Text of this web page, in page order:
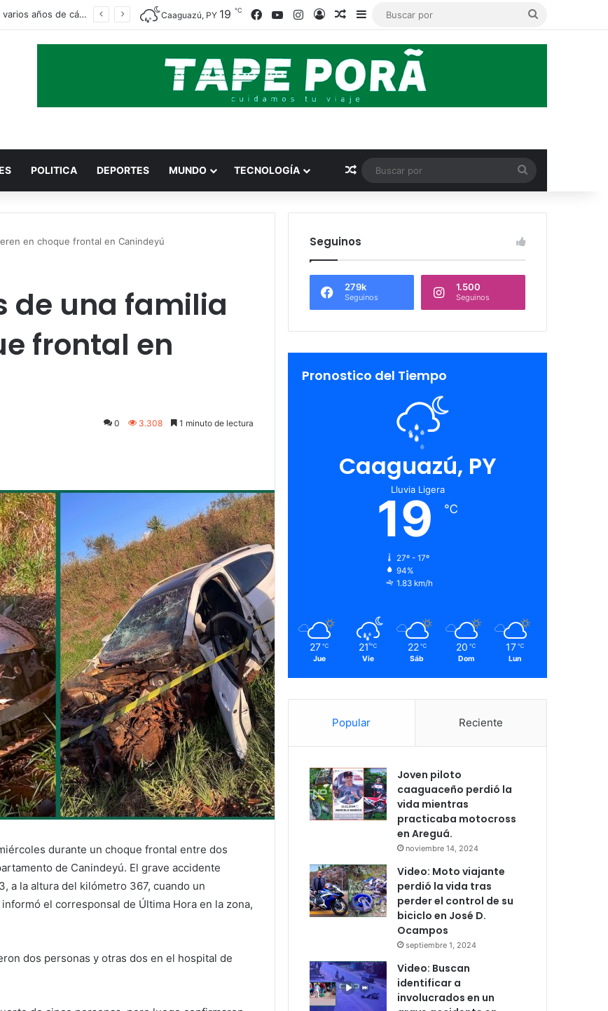
Fiscalía pide varios años de cárcel para acusados por el crimen de María Fernanda Caaguazú, PY 19 ℃ Facebook
YouTubeInstagram
AccesoPublicación al azar
Barra lateral
POLITICA DEPORTES MUNDO TECNOLOGÍA Publicación al azar
por
en choque frontal en Canindeyú
de una familia
frontal en
0 3.308 1 minuto de lectura
durante un choque frontal entre dos
de Canindeyú. El grave accidente
a la altura del kilómetro 367, cuando un
el corresponsal de Última Hora en la zona,
dos personas y otras dos en el hospital de
Seguinos
279k
Seguinos
1.500
Seguinos
Pronostico del Tiempo
Caaguazú, PY
Lluvia Ligera
19 ℃
27º - 17º
94%
1.83 km/h
27 ℃
Jue
21 ℃
Vie
22 ℃
Sáb
20 ℃
Dom
17 ℃
Lun
Popular Reciente
Joven piloto
caaguaceño perdió la
vida mientras
practicaba motocross
en Areguá.
noviembre 14, 2024
Video: Moto viajante
perdió la vida tras
perder el control de su
biciclo en José D.
Ocampos
septiembre 1, 2024
Video: Buscan
identificar a
involucrados en un